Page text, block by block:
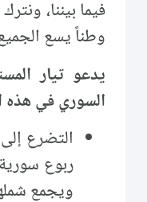
فيما بيننا،
وطناً يسع
يدعو تيار
السوري في هذه
التضرع
ربوع
ويجمع